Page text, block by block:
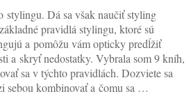
stylingu. Dá sa však naučiť styling
pravidlá stylingu, ktoré sú
a pomôžu vám opticky predĺžiť
a skryť nedostatky. Vybrala som 9 kníh,
sa v týchto pravidlách. Dozviete sa
sebou kombinovať a čomu sa …